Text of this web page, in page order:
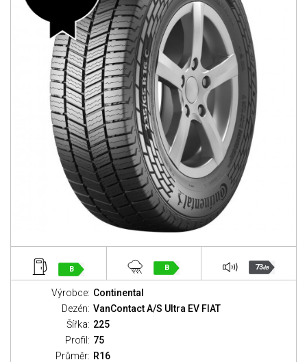
B B 73dB
Výrobce: Continental
Dezén: VanContact A/S Ultra EV FIAT
Šířka: 225
Profil: 75
Průměr: R16